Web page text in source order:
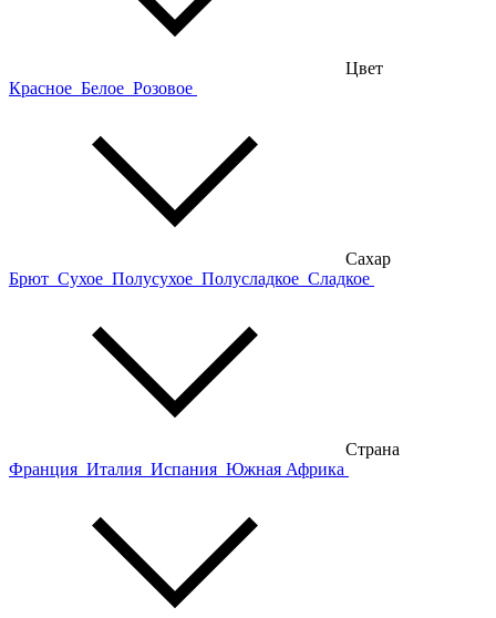
Цвет
Красное Белое Розовое
Сахар
Брют Сухое Полусухое Полусладкое Сладкое
Страна
Франция Италия Испания Южная Африка